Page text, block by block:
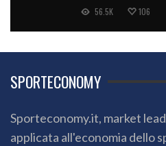
56.5K 106
SPORTECONOMY
Sporteconomy.it, market
applicata all'economia dello